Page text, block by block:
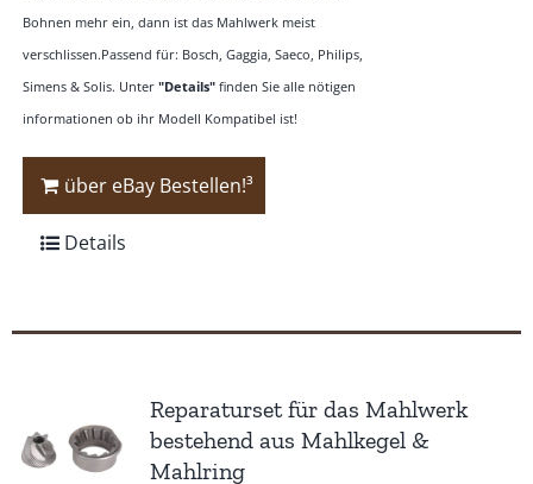
Bohnen mehr ein, dann ist das Mahlwerk meist
verschlissen.Passend für: Bosch, Gaggia, Saeco, Philips,
Simens & Solis. Unter "Details"finden Sie alle nötigen
informationen ob ihr Modell Kompatibel ist!
über eBay Bestellen!³
Details
Reparaturset für das Mahlwerk
bestehend aus Mahlkegel &
Mahlring